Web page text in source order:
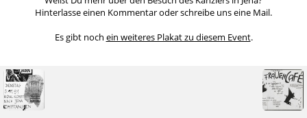
Hinterlasse einen Kommentar oder schreibe uns eine Mail.
Es gibt noch ein weiteres Plakat zu diesem Event.